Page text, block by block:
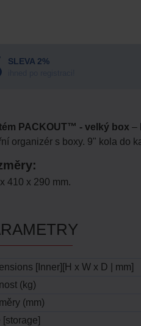
SLEVA 2%
PACKOUT™ - velký box –
organizér s boxy. 9" kola do
410 x 290 mm.
[Inner][H x W x D | mm]
(kg)
(mm)
[storage]